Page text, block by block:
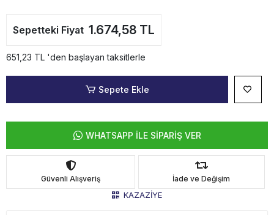
Sepetteki Fiyat 1.674,58 TL
651,23 TL 'den başlayan taksitlerle
Sepete Ekle
WHATSAPP İLE SİPARİŞ VER
Güvenli Alışveriş İade ve Değişim
KAZAZİYE